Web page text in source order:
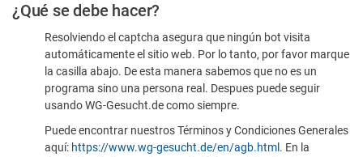
¿Qué se debe hacer?
Resolviendo el captcha asegura que ningún bot visita
automáticamente el sitio web. Por lo tanto, por favor marque
la casilla abajo. De esta manera sabemos que no es un
programa sino una persona real. Despues puede seguir
usando WG-Gesucht.de como siempre.
Puede encontrar nuestros Términos y Condiciones Generales
aquí: https://www.wg-gesucht.de/en/agb.html . En la